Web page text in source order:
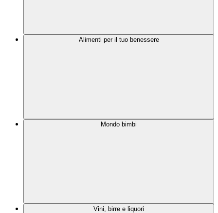
Alimenti per il tuo benessere
Mondo bimbi
Vini, birre e liquori